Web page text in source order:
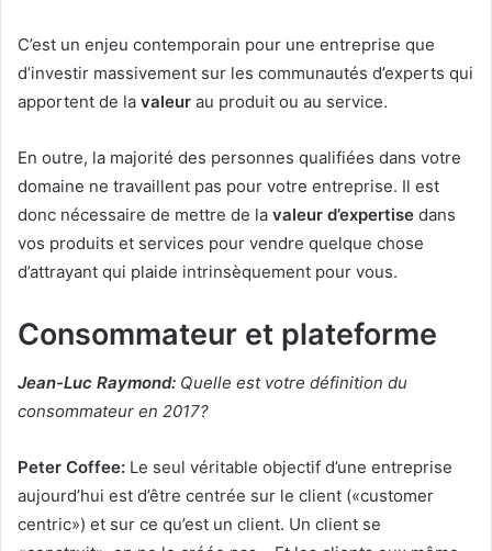
C’est un enjeu contemporain pour une entreprise que
d’investir massivement sur les communautés d’experts qui
apportent de la valeur au produit ou au service.
En outre, la majorité des personnes qualifiées dans votre
domaine ne travaillent pas pour votre entreprise. Il est
donc nécessaire de mettre de la valeur d’expertise dans
vos produits et services pour vendre quelque chose
d’attrayant qui plaide intrinsèquement pour vous.
Consommateur et plateforme
Jean-Luc Raymond: Quelle est votre définition du
consommateur en 2017?
Peter Coffee: Le seul véritable objectif d’une entreprise
aujourd’hui est d’être centrée sur le client («customer
centric») et sur ce qu’est un client. Un client se